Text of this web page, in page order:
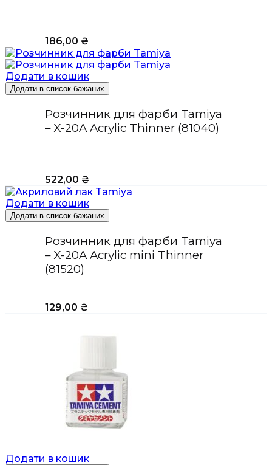
186,00 ₴
Додати в кошик
Додати в список бажаних
Розчинник для фарби Tamiya
– X-20A Acrylic Thinner (81040)
522,00 ₴
Додати в кошик
Додати в список бажаних
Розчинник для фарби Tamiya
– X-20A Acrylic mini Thinner
(81520)
129,00 ₴
Додати в кошик